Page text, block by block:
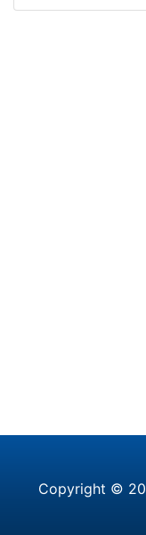
Copyright ©